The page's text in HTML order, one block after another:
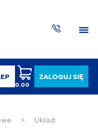
0.00
ZALOGUJ SIĘ
lub nazwę
SZUKAJ
>
Układ